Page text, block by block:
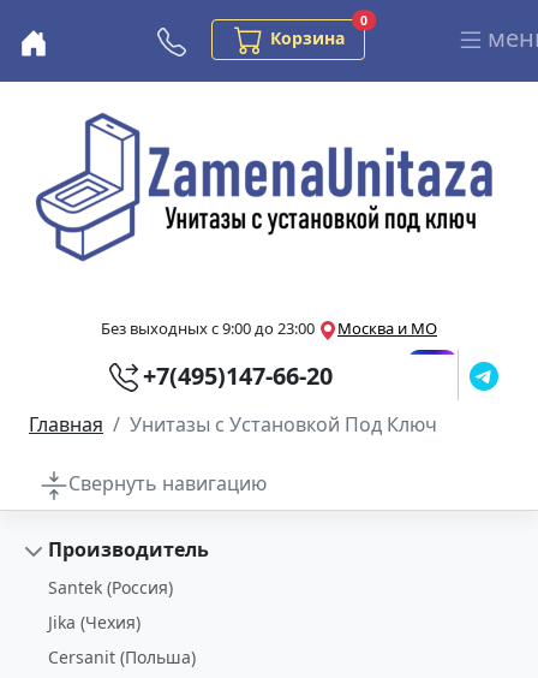
Перейти к основному содержанию
Бесплатная консультация
Корзина
0Заказов в корзине
Без выходных с 9:00 до 23:00 Москва и МО
+7(495)147-66-20
Главная Унитазы с Установкой Под Ключ
Свернуть навигацию
Производитель
Santek (Россия)
Jika (Чехия)
Cersanit (Польша)